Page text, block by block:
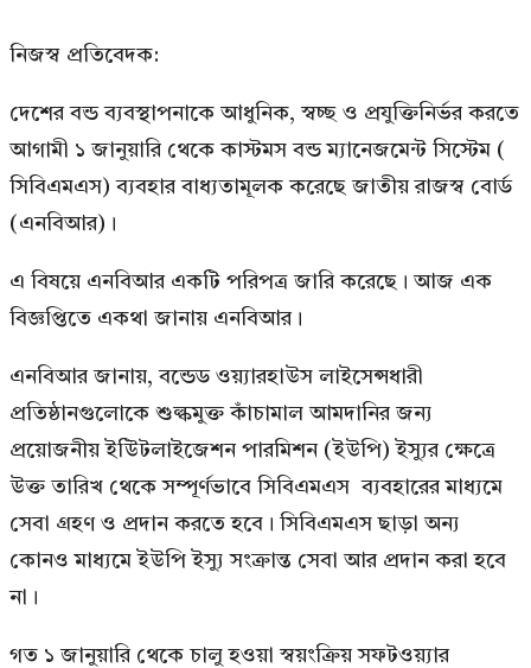
নিজস্ব প্রতিবেদক:
দেশের বন্ড ব্যবস্থাপনাকে আধুনিক, স্বচ্ছ ও প্রযুক্তিনির্ভর করতে
আগামী ১ জানুয়ারি থেকে কাস্টমস বন্ড ম্যানেজমেন্ট সিস্টেম (
সিবিএমএস) ব্যবহার বাধ্যতামূলক করেছে জাতীয় রাজস্ব বোর্ড
(এনবিআর)।
এ বিষয়ে এনবিআর একটি পরিপত্র জারি করেছে। আজ এক
বিজ্ঞপ্তিতে একথা জানায় এনবিআর।
এনবিআর জানায়, বন্ডেড ওয়্যারহাউস লাইসেন্সধারী
প্রতিষ্ঠানগুলোকে শুল্কমুক্ত কাঁচামাল আমদানির জন্য
প্রয়োজনীয় ইউিটলাইজেশন পারমিশন (ইউপি) ইস্যুর ক্ষেত্রে
উক্ত তারিখ থেকে সম্পূর্ণভাবে সিবিএমএস ব্যবহারের মাধ্যমে
সেবা গ্রহণ ও প্রদান করতে হবে। সিবিএমএস ছাড়া অন্য
কোনও মাধ্যমে ইউপি ইস্যু সংক্রান্ত সেবা আর প্রদান করা হবে
না।
গত ১ জানুয়ারি থেকে চালু হওয়া স্বয়ংক্রিয় সফটওয়্যার